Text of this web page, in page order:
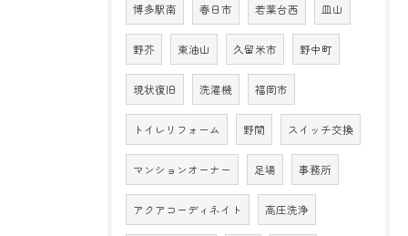
博多駅南 春日市 若葉台西 皿山
野芥 東油山 久留米市 野中町
現状復旧 洗濯機 福岡市
トイレリフォーム 野間 スイッチ交換
マンションオーナー 足場 事務所
アクアコーディネイト 高圧洗浄